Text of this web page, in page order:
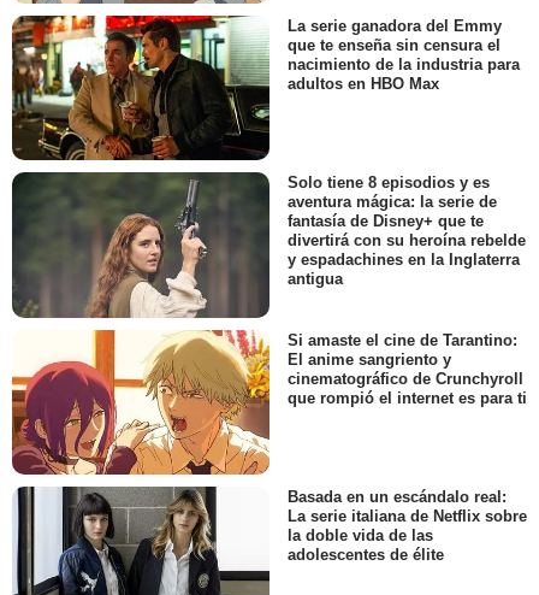
La serie ganadora del Emmy
que te enseña sin censura el
nacimiento de la industria para
adultos en HBO Max
Solo tiene 8 episodios y es
aventura mágica: la serie de
fantasía de Disney+ que te
divertirá con su heroína rebelde
y espadachines en la Inglaterra
antigua
Si amaste el cine de Tarantino:
El anime sangriento y
cinematográfico de Crunchyroll
que rompió el internet es para ti
Basada en un escándalo real:
La serie italiana de Netflix sobre
la doble vida de las
adolescentes de élite